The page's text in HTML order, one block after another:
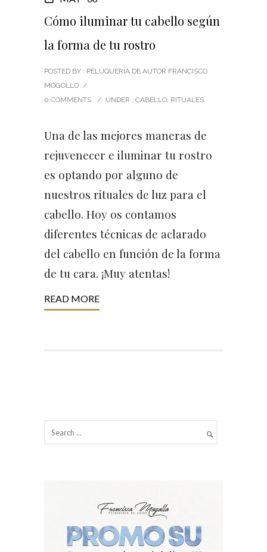
Cómo iluminar tu cabello según
la forma de tu rostro
POSTED BY : PELUQUERÍA DE AUTOR FRANCISCO
MOGOLLO /
0 COMMENTS
/ UNDER : CABELLO, RITUALES
Una de las mejores maneras de
rejuvenecer e iluminar tu rostro
es optando por alguno de
nuestros rituales de luz para el
cabello. Hoy os contamos
diferentes técnicas de aclarado
del cabello en función de la forma
de tu cara. ¡Muy atentas!
READ MORE